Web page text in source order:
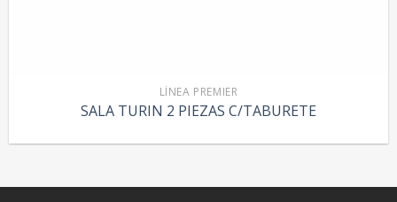
LÍNEA PREMIER
SALA TURIN 2 PIEZAS C/TABURETE